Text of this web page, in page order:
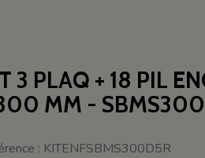
3 PLAQ + 18 PIL
MM -
: KITENFSBMS300D5R